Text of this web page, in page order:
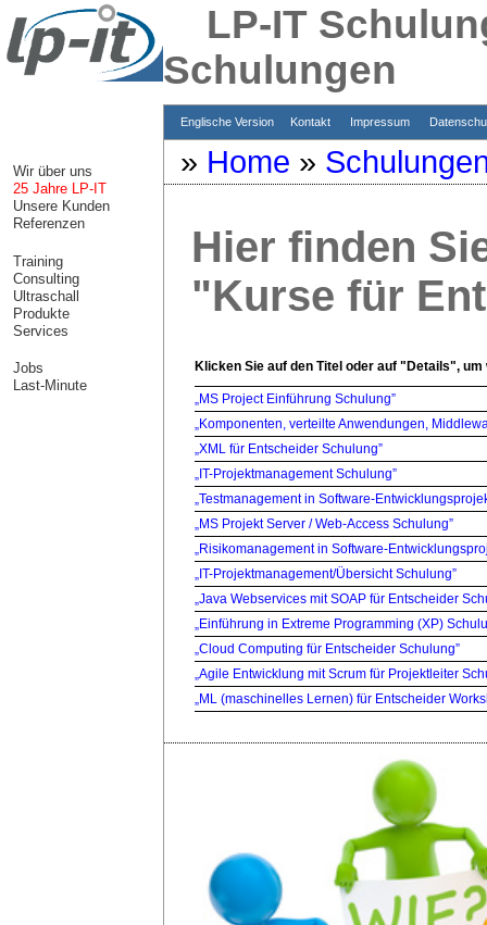
LP-IT
Schulungen
Englische Version Kontakt Impressum
Wir über uns
25 Jahre LP-IT
Unsere Kunden
Referenzen
Training
Consulting
Ultraschall
Produkte
Services
Jobs
Last-Minute
» Home »
Hier finden
"Kurse für
Klicken Sie auf den Titel oder auf "Details",
„MS Project Einführung Schulung”
„Komponenten, verteilte Anwendungen,
„XML für Entscheider Schulung”
„IT-Projektmanagement Schulung”
„Testmanagement in Software-
„MS Projekt Server / Web-Access Schulung”
„Risikomanagement in Software-
„IT-Projektmanagement/Übersicht Schulung”
„Java Webservices mit SOAP für Entscheider
„Einführung in Extreme Programming (XP)
„Cloud Computing für Entscheider Schulung”
„Agile Entwicklung mit Scrum für Projektleiter
„ML (maschinelles Lernen) für Entscheider